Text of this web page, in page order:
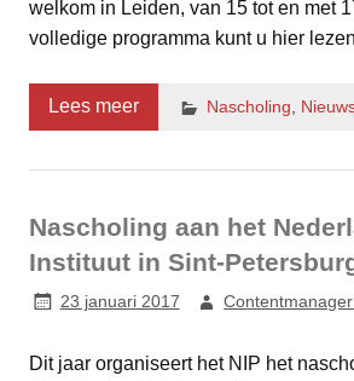
welkom in Leiden, van 15 tot en met
volledige programma kunt u hier
Lees meer Nascholing,
Nascholing aan het
Instituut in Sint-
23 januari 2017
Dit jaar organiseert het NIP het